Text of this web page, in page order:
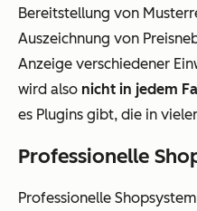
Bereitstellung von
Auszeichnung von
Anzeige verschiedener
wird also nicht in jedem
es Plugins gibt, die in
Professionelle
Professionelle